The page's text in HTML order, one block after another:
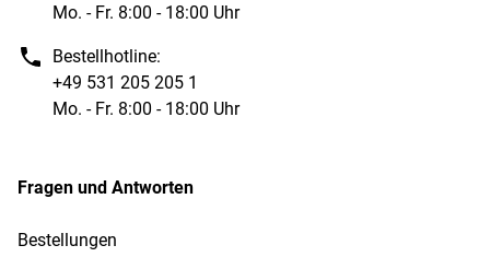
Mo. - Fr. 8:00 - 18:00 Uhr
Bestellhotline:
+49 531 205 205 1
Mo. - Fr. 8:00 - 18:00 Uhr
Fragen und Antworten
Bestellungen